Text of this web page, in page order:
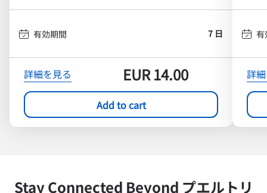
有効期間 7 日
詳細を見る EUR14.00
Add to cart
有
詳
Stay Connected Beyond プエルトリ